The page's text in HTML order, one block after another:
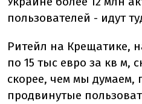
пользователей - идут
Ритейл на Крещатике,
по 15 тыс евро за кв м,
скорее, чем мы думаем,
продвинутые